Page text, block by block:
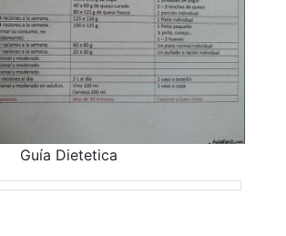
Guía Dietetica